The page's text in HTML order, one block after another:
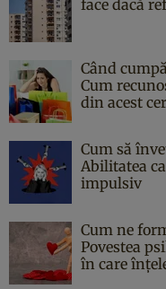
face dacă
Când
Cum
din acest
Cum să
Abilitatea
impulsiv
Cum ne
Povestea
în care